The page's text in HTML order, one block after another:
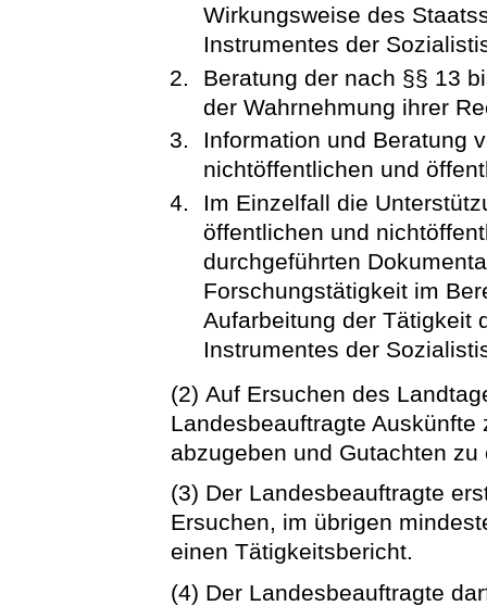
Wirkungsweise des
Instrumentes der
Beratung der nach §§ 13
der Wahrnehmung ihrer
Information und Beratung
nichtöffentlichen und
Im Einzelfall die
öffentlichen und
durchgeführten
Forschungstätigkeit im
Aufarbeitung der Tätigkeit
Instrumentes der
(2) Auf Ersuchen des
Landesbeauftragte
abzugeben und Gutachten zu
(3) Der Landesbeauftragte
Ersuchen, im übrigen
einen Tätigkeitsbericht.
(4) Der Landesbeauftragte